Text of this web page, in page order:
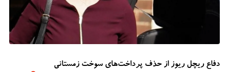
دفاع ریچل ریوز از حذف پرداخت‌های سوخت زمستانی